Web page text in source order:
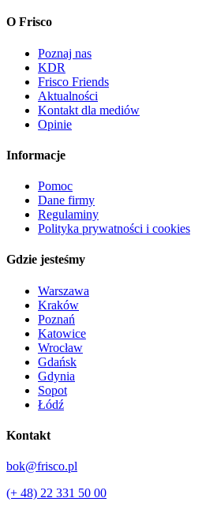
O Frisco
Poznaj nas
KDR
Frisco Friends
Aktualności
Kontakt dla mediów
Opinie
Informacje
Pomoc
Dane firmy
Regulaminy
Polityka prywatności i cookies
Gdzie jesteśmy
Warszawa
Kraków
Poznań
Katowice
Wrocław
Gdańsk
Gdynia
Sopot
Łódź
Kontakt
bok@frisco.pl
(+ 48) 22 331 50 00